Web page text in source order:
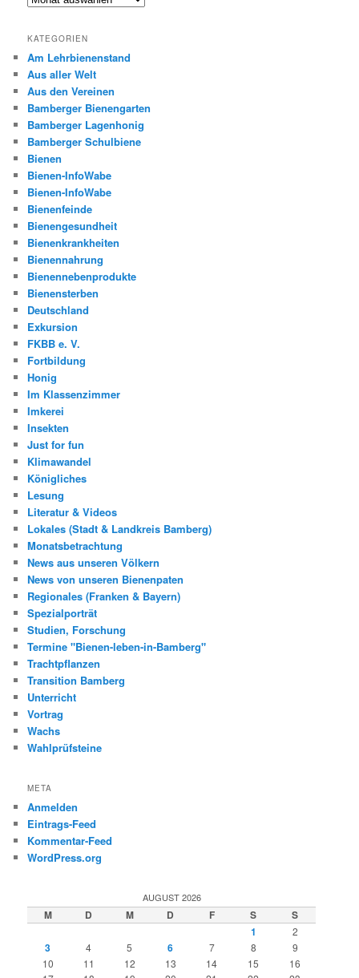
KATEGORIEN
Am Lehrbienenstand
Aus aller Welt
Aus den Vereinen
Bamberger Bienengarten
Bamberger Lagenhonig
Bamberger Schulbiene
Bienen
Bienen-InfoWabe
Bienen-InfoWabe
Bienenfeinde
Bienengesundheit
Bienenkrankheiten
Bienennahrung
Bienennebenprodukte
Bienensterben
Deutschland
Exkursion
FKBB e. V.
Fortbildung
Honig
Im Klassenzimmer
Imkerei
Insekten
Just for fun
Klimawandel
Königliches
Lesung
Literatur & Videos
Lokales (Stadt & Landkreis Bamberg)
Monatsbetrachtung
News aus unseren Völkern
News von unseren Bienenpaten
Regionales (Franken & Bayern)
Spezialporträt
Studien, Forschung
Termine "Bienen-leben-in-Bamberg"
Trachtpflanzen
Transition Bamberg
Unterricht
Vortrag
Wachs
Wahlprüfsteine
META
Anmelden
Eintrags-Feed
Kommentar-Feed
WordPress.org
AUGUST 2026
M D M D F S
S
1
2
3 4 5 6 7 8
9
10
11 12 13 14 15
16